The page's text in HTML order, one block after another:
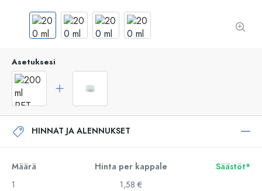
Asetuksesi
HINNAT JA ALENNUKSET
Määrä Hinta per kappale
Säästöt*
1
1,58 €